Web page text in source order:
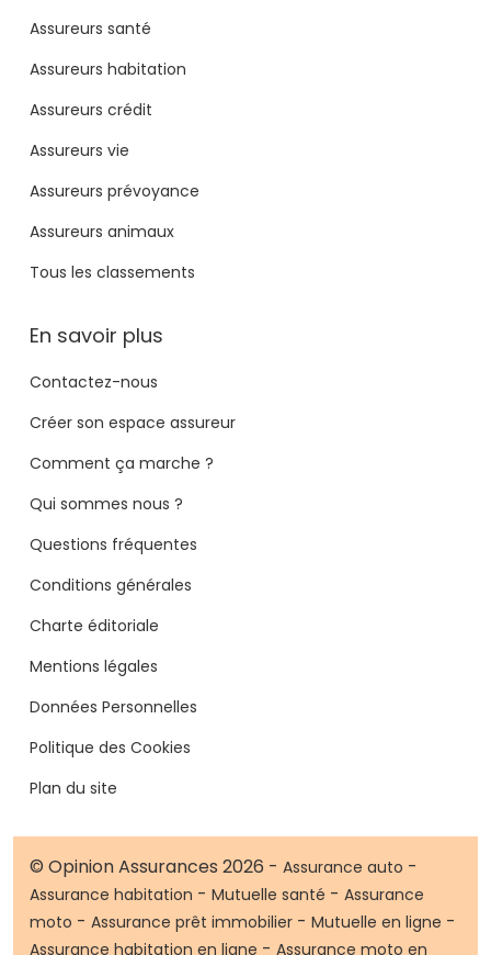
Assureurs santé
Assureurs habitation
Assureurs crédit
Assureurs vie
Assureurs prévoyance
Assureurs animaux
Tous les classements
En savoir plus
Contactez-nous
Créer son espace assureur
Comment ça marche ?
Qui sommes nous ?
Questions fréquentes
Conditions générales
Charte éditoriale
Mentions légales
Données Personnelles
Politique des Cookies
Plan du site
© Opinion Assurances 2026 - Assurance auto -
Assurance habitation - Mutuelle santé - Assurance
moto - Assurance prêt immobilier - Mutuelle en ligne -
Assurance habitation en ligne - Assurance moto en